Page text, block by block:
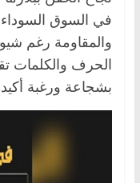
في السوق
والمقاومة رغم
الحرف والكلمات
بشجاعة ورغبة